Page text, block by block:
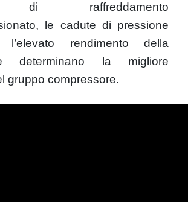
di raffreddamento
le cadute di pressione
rendimento della
determinano la migliore
gruppo compressore.